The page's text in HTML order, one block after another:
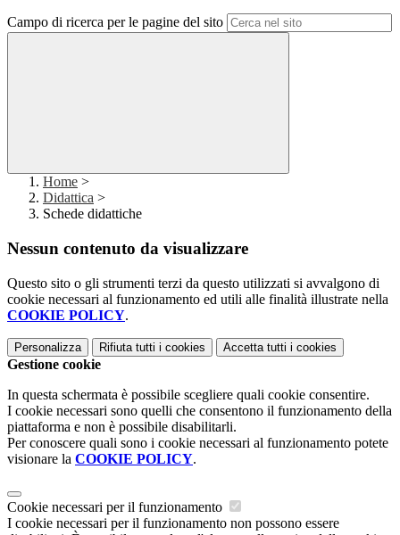
Campo di ricerca per le pagine del sito
Home >
Didattica >
Schede didattiche
Nessun contenuto da visualizzare
Questo sito o gli strumenti terzi da questo utilizzati si avvalgono di
cookie necessari al funzionamento ed utili alle finalità illustrate nella
COOKIE POLICY.
Personalizza Rifiuta tutti i cookies Accetta tutti i cookies
Gestione cookie
In questa schermata è possibile scegliere quali cookie consentire.
I cookie necessari sono quelli che consentono il funzionamento della
piattaforma e non è possibile disabilitarli.
Per conoscere quali sono i cookie necessari al funzionamento potete
visionare la COOKIE POLICY.
Cookie necessari per il funzionamento
I cookie necessari per il funzionamento non possono essere